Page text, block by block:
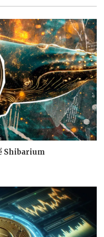
Shibarium